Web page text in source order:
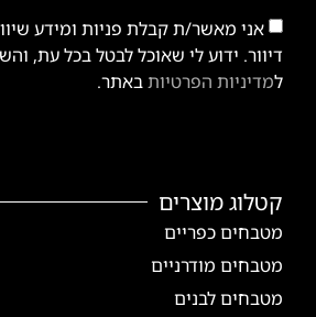
קטלוג מוצרים
מטבחים כפריים
מטבחים מודרניים
מטבחים לבנים
אני מאשר/ת קבלת פניות ומידע
דיוור. ידוע לי שאוכל לבטל בכל עת,
למדיניות הפרטיות באתר.